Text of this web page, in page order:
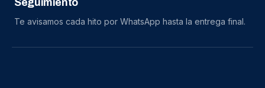
Te avisamos cada hito por WhatsApp hasta la entrega final.